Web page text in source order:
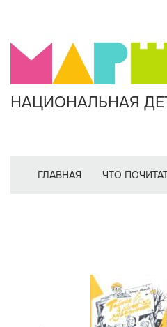
НАЦИОНАЛЬНАЯ
ГЛАВНАЯ ЧТО